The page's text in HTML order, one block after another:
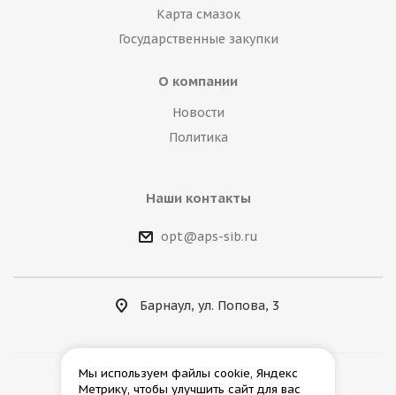
Карта смазок
Государственные закупки
О компании
Новости
Политика
Наши контакты
opt@aps-sib.ru
Барнаул, ул. Попова, 3
2026 © АгроПромСнаб
Мы используем файлы cookie, Яндекс
Метрику, чтобы улучшить сайт для вас